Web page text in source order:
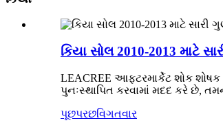
કિયા સોલ 2010-2013 માટે
LEACREE આફ્ટરમાર્કેટ શોક
પુનઃસ્થાપિત કરવામાં મદદ કરે છે,
પૂછપરછવિગતવાર